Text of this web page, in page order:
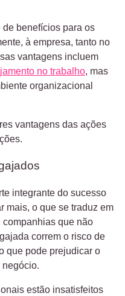
benefícios para os
à empresa, tanto no
vantagens incluem
no trabalho, mas
organizacional
vantagens das ações
integrante do sucesso
mais, o que se traduz em
companhias que não
correm o risco de
que pode prejudicar o
estão insatisfeitos